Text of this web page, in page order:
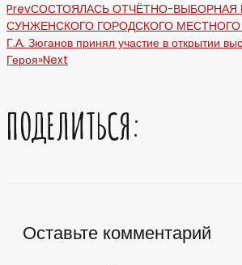
PrevСОСТОЯЛАСЬ ОТЧЁТНО-ВЫБОРНАЯ
СУНЖЕНСКОГО ГОРОДСКОГО
Г.А. Зюганов принял участие в открытии
Героя»Next
ПОДЕЛИТЬСЯ:
Оставьте комментарий